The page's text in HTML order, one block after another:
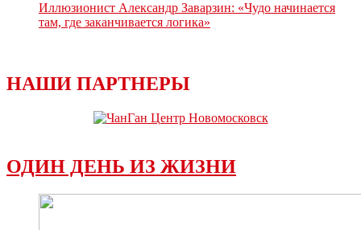
Иллюзионист Александр Заварзин: «Чудо начинается
там, где заканчивается логика»
НАШИ ПАРТНЕРЫ
ОДИН ДЕНЬ ИЗ ЖИЗНИ